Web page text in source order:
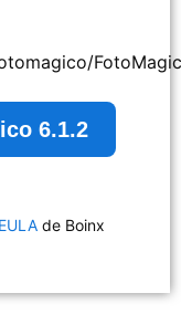
6.1.2
EULA de Boinx